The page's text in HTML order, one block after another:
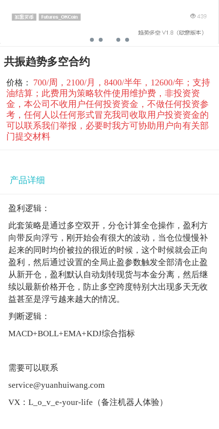
共振趋势多空合约
价格： 700/周，2100/月，8400/半年，12600/年；支持
油结算；此费用为策略软件使用维护费，非投资资
金，本公司不收用户任何投资资金，不做任何投资参
考，任何人以任何形式冒充我司收取用户投资资金的
可以联系我们举报，必要时我方可协助用户向有关部
门提交材料
产品详细
盈利逻辑：
此套策略是通过多空双开，分仓计算全仓操作，盈利方
向带反向浮亏，刚开始会有很大的波动，当仓位慢慢补
起来的同时均价被拉的很近的时候，这个时候就会正向
盈利，然后通过设置的全局止盈参数触发全部清仓止盈
从新开仓，盈利默认自动划转现货与本金分离，然后继
续以最新价格开仓，防止多空跨度特别大出现多天无收
益甚至是浮亏越来越大的情况。
判断逻辑：
MACD+BOLL+EMA+KDJ综合指标
需要可以联系
service@yuanhuiwang.com
VX：L_o_v_e-your-life（备注机器人体验）